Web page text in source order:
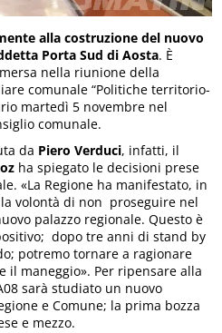
alla costruzione del nuovo
Porta Sud di Aosta. È
nella riunione della
comunale “Politiche territorio-
martedì 5 novembre nel
comunale.
da Piero Verduci, infatti, il
ha spiegato le decisioni prese
«La Regione ha manifestato, in
volontà di non proseguire nel
palazzo regionale. Questo è
dopo tre anni di stand by
potremo tornare a ragionare
il maneggio». Per ripensare alla
sarà studiato un nuovo
e Comune; la prima bozza
e mezzo.